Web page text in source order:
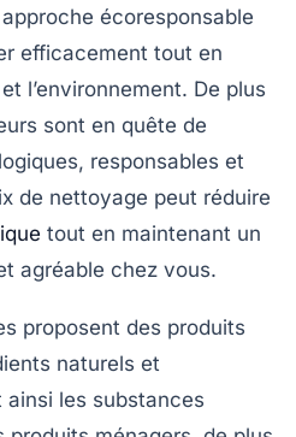
écoresponsable
efficacement tout en
l’environnement. De plus
sont en quête de
responsables et
de nettoyage peut réduire
tout en maintenant un
agréable chez vous.
proposent des produits
naturels et
les substances